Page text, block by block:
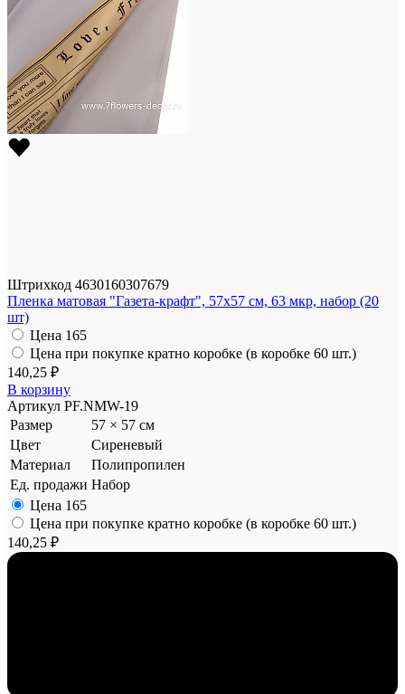
Штрихкод 4630160307679
Пленка матовая "Газета-крафт", 57x57 см, 63 мкр, набор (20
шт)
Цена 165
Цена при покупке кратно коробке (в коробке 60 шт.)
140,25 ₽
В корзину
Артикул PF.NMW-19
Размер
57 × 57 см
Цвет
Сиреневый
Материал
Полипропилен
Ед. продажи Набор
Цена 165
Цена при покупке кратно коробке (в коробке 60 шт.)
140,25 ₽